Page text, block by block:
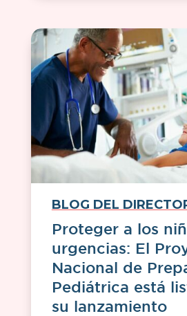
BLOG DEL
Proteger a los
urgencias: El
Nacional de
Pediátrica está
su lanzamiento